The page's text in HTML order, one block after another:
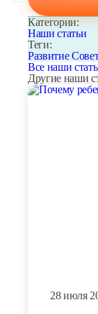
Метод
Категории:
Наши статьи
Теги:
Развитие
Все наши
Другие наши
28 июля